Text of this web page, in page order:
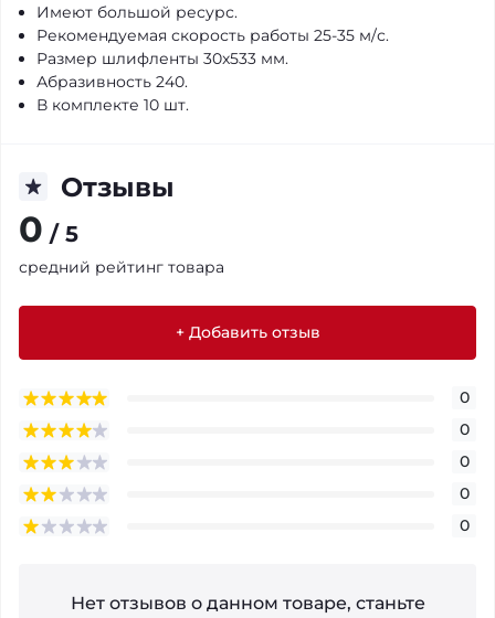
Имеют большой ресурс.
Рекомендуемая скорость работы 25-35 м/с.
Размер шлифленты 30x533 мм.
Абразивность 240.
В комплекте 10 шт.
Отзывы
0 / 5
средний рейтинг товара
+ Добавить отзыв
0
0
0
0
0
Нет отзывов о данном товаре, станьте